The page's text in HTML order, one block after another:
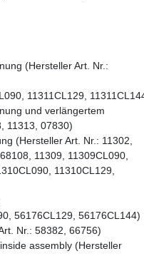
(Hersteller Art. Nr.:
11311CL129,
und verlängertem
11313, 07830)
(Hersteller Art. Nr.: 11302,
11309, 11309CL090,
11310CL129,
56176CL129, 56176CL144)
Nr.: 58382, 66756)
assembly (Hersteller